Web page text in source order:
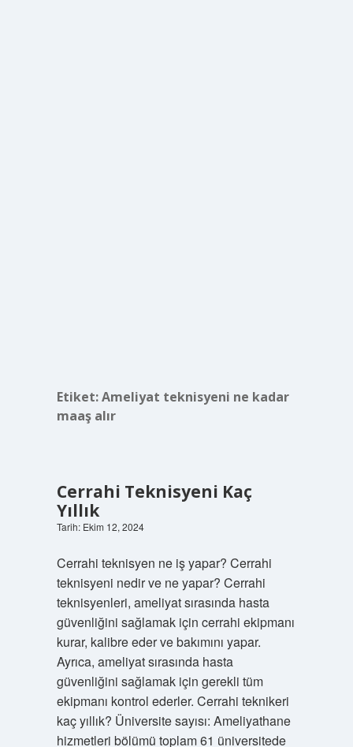
Etiket:Ameliyat teknisyeni ne kadar
maaş alır
Cerrahi Teknisyeni Kaç
Yıllık
Tarih: Ekim 12, 2024
Cerrahi teknisyen ne iş yapar? Cerrahi
teknisyeni nedir ve ne yapar? Cerrahi
teknisyenleri, ameliyat sırasında hasta
güvenliğini sağlamak için cerrahi ekipmanı
kurar, kalibre eder ve bakımını yapar.
Ayrıca, ameliyat sırasında hasta
güvenliğini sağlamak için gerekli tüm
ekipmanı kontrol ederler. Cerrahi teknikeri
kaç yıllık? Üniversite sayısı: Ameliyathane
hizmetleri bölümü toplam 61 üniversitede